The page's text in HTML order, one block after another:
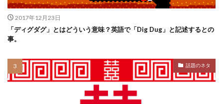
2017年12月23日
「ディグダグ」とはどういう意味？英語で「Dig Dug」と記述するとの
事。
話題のネタ